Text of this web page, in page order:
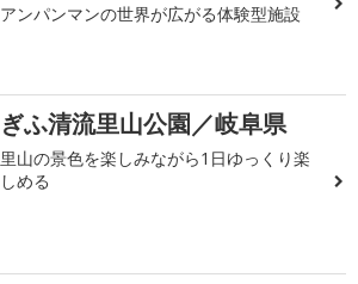
アンパンマンの世界が広がる体験型施設
ぎふ清流里山公園／岐阜県
里山の景色を楽しみながら1日ゆっくり楽
しめる